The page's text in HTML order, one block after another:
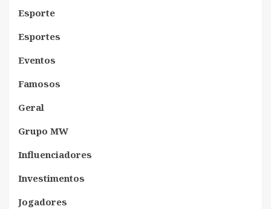
Esporte
Esportes
Eventos
Famosos
Geral
Grupo MW
Influenciadores
Investimentos
Jogadores